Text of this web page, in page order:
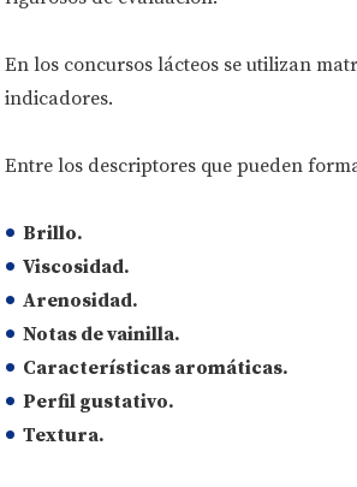
En los concursos lácteos se utilizan
indicadores.
Entre los descriptores que pueden
Brillo.
Viscosidad.
Arenosidad.
Notas de vainilla.
Características aromáticas.
Perfil gustativo.
Textura.